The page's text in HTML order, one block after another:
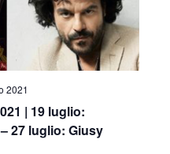
2021
| 19 luglio:
27 luglio: Giusy